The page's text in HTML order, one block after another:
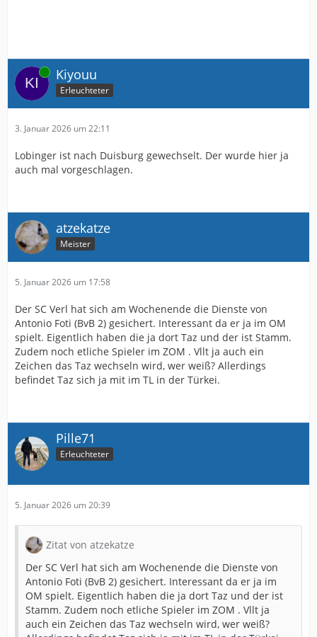
Online Kiyouu
Erleuchteter
3. Januar 2026 um 22:11
Lobinger ist nach Duisburg gewechselt. Der wurde hier ja
auch mal vorgeschlagen.
atzekatze
Meister
5. Januar 2026 um 17:58
Der SC Verl hat sich am Wochenende die Dienste von
Antonio Foti (BvB 2) gesichert. Interessant da er ja im OM
spielt. Eigentlich haben die ja dort Taz und der ist Stamm.
Zudem noch etliche Spieler im ZOM . Vllt ja auch ein
Zeichen das Taz wechseln wird, wer weiß? Allerdings
befindet Taz sich ja mit im TL in der Türkei.
Pille71
Erleuchteter
5. Januar 2026 um 20:39
Zitat von atzekatze
Der SC Verl hat sich am Wochenende die Dienste von
Antonio Foti (BvB 2) gesichert. Interessant da er ja im
OM spielt. Eigentlich haben die ja dort Taz und der ist
Stamm. Zudem noch etliche Spieler im ZOM . Vllt ja
auch ein Zeichen das Taz wechseln wird, wer weiß?